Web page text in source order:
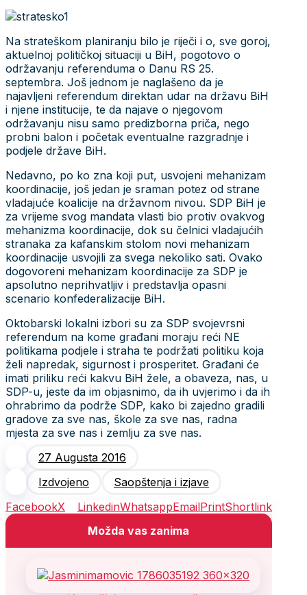
Na strateškom planiranju bilo je riječi i o, sve goroj,
aktuelnoj političkoj situaciji u BiH, pogotovo o
održavanju referenduma o Danu RS 25.
septembra. Još jednom je naglašeno da je
najavljeni referendum direktan udar na državu BiH
i njene institucije, te da najave o njegovom
održavanju nisu samo predizborna priča, nego
probni balon i početak eventualne razgradnje i
podjele države BiH.
Nedavno, po ko zna koji put, usvojeni mehanizam
koordinacije, još jedan je sraman potez od strane
vladajuće koalicije na državnom nivou. SDP BiH je
za vrijeme svog mandata vlasti bio protiv ovakvog
mehanizma koordinacije, dok su čelnici vladajućih
stranaka za kafanskim stolom novi mehanizam
koordinacije usvojili za svega nekoliko sati. Ovako
dogovoreni mehanizam koordinacije za SDP je
apsolutno neprihvatljiv i predstavlja opasni
scenario konfederalizacije BiH.
Oktobarski lokalni izbori su za SDP svojevrsni
referendum na kome građani moraju reći NE
politikama podjele i straha te podržati politiku koja
želi napredak, sigurnost i prosperitet. Građani će
imati priliku reći kakvu BiH žele, a obaveza, nas, u
SDP-u, jeste da im objasnimo, da ih uvjerimo i da ih
ohrabrimo da podrže SDP, kako bi zajedno gradili
gradove za sve nas, škole za sve nas, radna
mjesta za sve nas i zemlju za sve nas.
27 Augusta 2016
Izdvojeno
Saopštenja i izjave
FacebookX LinkedinWhatsappEmailPrintShortlink
Možda vas zanima